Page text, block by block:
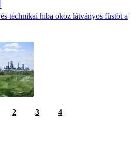
technikai hiba okoz látványos füstöt a
2 3 4